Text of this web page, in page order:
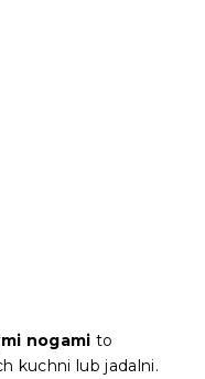
nogami to
kuchni lub jadalni.